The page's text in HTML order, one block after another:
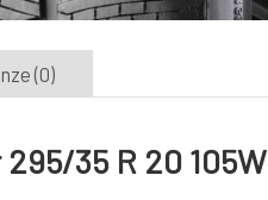
(0)
35 R 20 105W